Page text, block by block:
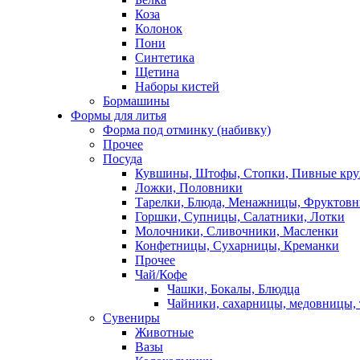
Коза
Колонок
Пони
Синтетика
Щетина
Наборы кистей
Бормашины
Формы для литья
Форма под отминку (набивку)
Прочее
Посуда
Кувшины, Штофы, Стопки, Пивные
Ложки, Половники
Тарелки, Блюда, Менажницы,
Горшки, Супницы, Салатники, Лотки
Молочники, Сливочники, Масленки
Конфетницы, Сухарницы, Креманки
Прочее
Чай/Кофе
Чашки, Бокалы, Блюдца
Чайники, сахарницы, медовницы,
Сувениры
Животные
Вазы